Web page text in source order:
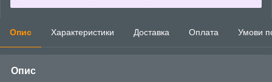
Опис Характеристики Доставка Оплата Умови
Опис